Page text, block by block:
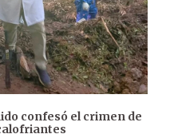
confesó el crimen de